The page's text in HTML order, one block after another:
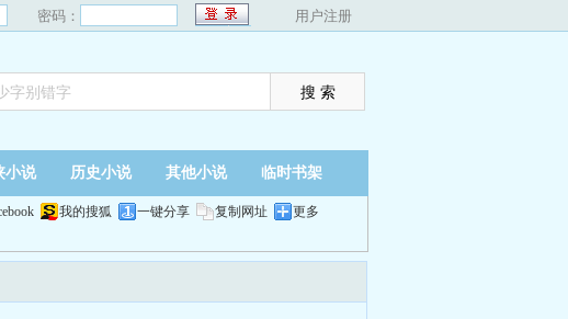
密码： 用户注册
小说 历史小说 其他小说 临时书架
我的搜狐 一键分享 复制网址 更多